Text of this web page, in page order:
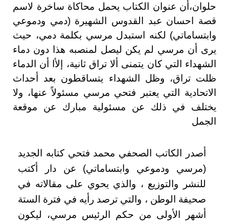
حلوان،أن عنوان الكتاب يحمل محاكاة ساخرة لاسم
قصة احسان عبد القدوس الشهيرة (دمي ودموعي
وابتساماتي) لكنه استبدل مرسي بكلمة دمي، حيث
يرى أن مرسي لم يكن ليصل لمنصبه هذا دون دماء
الشهداء التي كان يتمنى ألا تراق ثانية، إلأا أن الدماء
ظلت تراق، وظل الشهداء يتساقطون بعد أحداث
الاتحادية التي يعتبر فتحي مرسي مسئولاً عنها، ولا
يختلف في ذلك عن مسئولية مبارك عن موقعة
الجمل
أصدر الكاتب الصحفي محمد فتحي كتابه الجديد
(مرسي ودموعي وابتساماتي) عن دار أكتب
للنشر والتوزيع ، والذي يحوي على مقالاته في
صحيفة الوطن ، والتي ترصد رأيه في فترة الستة
أشهر الأولى من حكم الرئيس مرسي، ليكون